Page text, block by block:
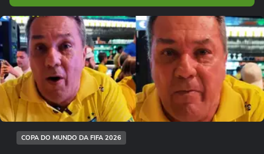
Ops!
Não foi possível reproduzir o vídeo
Tentar novamente
COPA DO MUNDO DA FIFA 2026